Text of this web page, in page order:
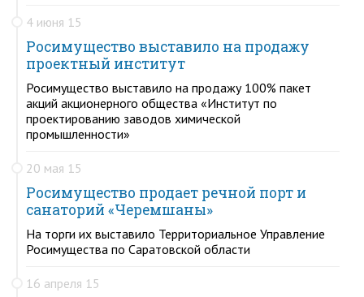
4 июня 15
Росимущество выставило на продажу
проектный институт
Росимущество выставило на продажу 100% пакет
акций акционерного общества «Институт по
проектированию заводов химической
промышленности»
20 мая 15
Росимущество продает речной порт и
санаторий «Черемшаны»
На торги их выставило Территориальное Управление
Росимущества по Саратовской области
16 апреля 15